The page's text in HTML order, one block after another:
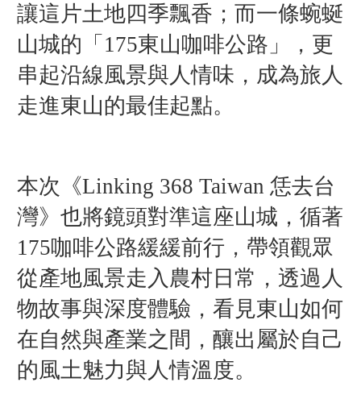
讓這片土地四季飄香；而一條蜿蜒
山城的「175東山咖啡公路」，更
串起沿線風景與人情味，成為旅人
走進東山的最佳起點。
本次《Linking 368 Taiwan 恁去台
灣》也將鏡頭對準這座山城，循著
175咖啡公路緩緩前行，帶領觀眾
從產地風景走入農村日常，透過人
物故事與深度體驗，看見東山如何
在自然與產業之間，釀出屬於自己
的風土魅力與人情溫度。